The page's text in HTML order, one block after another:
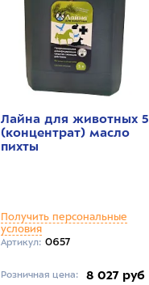
Лайна для животных 5
(концентрат) масло
пихты
Получить персональные
условия
Артикул: 0657
Розничная цена: 8 027 руб